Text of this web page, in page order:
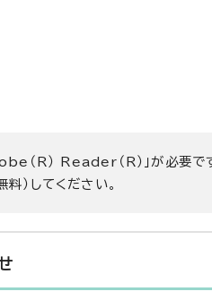
（R） Reader（R）」が必要で
）してください。